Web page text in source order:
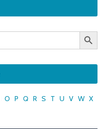
Search Button
O P Q R S T U V W X